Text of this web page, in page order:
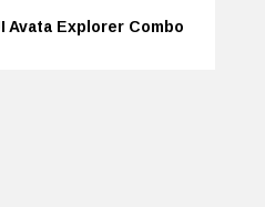
Avata Explorer Combo